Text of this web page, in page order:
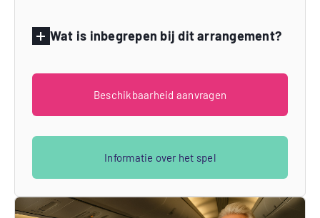
Wat is inbegrepen bij dit arrangement?
Beschikbaarheid aanvragen
Informatie over het spel